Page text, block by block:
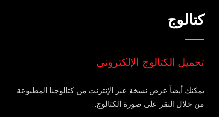
كتالوج
تحميل الكتالوج الإلكتروني
يمكنك أيضاً عرض نسخة عبر الإنترنت من كتالوجنا المطبوعة
من خلال النقر على صورة الكتالوج.